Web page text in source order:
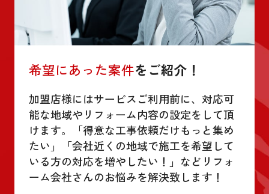
希望にあった案件をご紹介！
加盟店様にはサービスご利用前に、対応可
能な地域やリフォーム内容の設定をして頂
けます。「得意な工事依頼だけもっと集め
たい」「会社近くの地域で施工を希望して
いる方の対応を増やしたい！」などリフォ
ーム会社さんのお悩みを解決致します！